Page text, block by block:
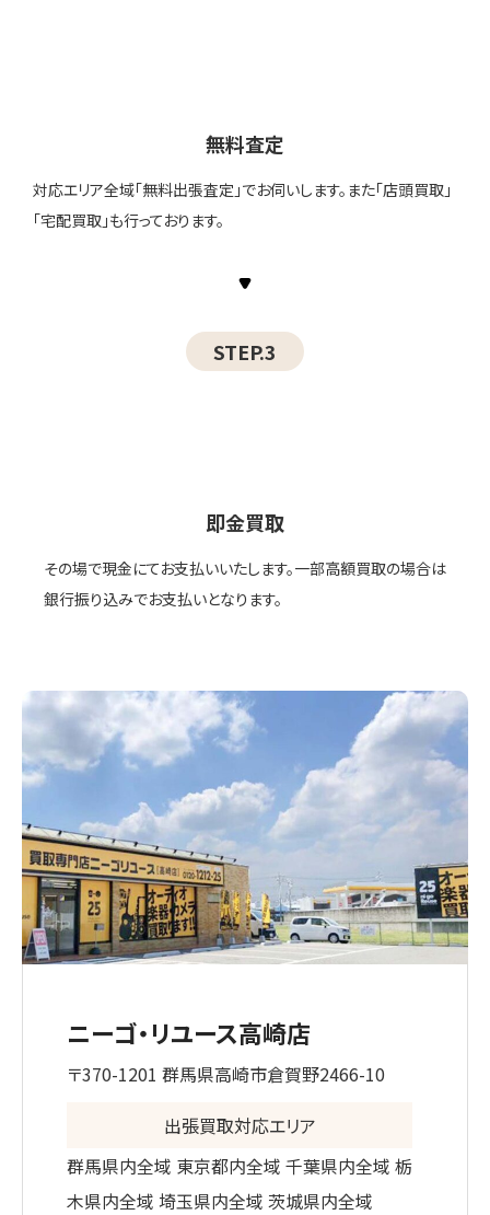
無料査定
対応エリア全域「無料出張査定」でお伺いします。また「店頭買取」
「宅配買取」も行っております。
STEP.3
即金買取
その場で現金にてお支払いいたします。一部高額買取の場合は
銀行振り込みでお支払いとなります。
ニーゴ・リユース高崎店
〒370-1201 群馬県高崎市倉賀野2466-10
出張買取対応エリア
群馬県内全域 東京都内全域 千葉県内全域 栃
木県内全域 埼玉県内全域 茨城県内全域